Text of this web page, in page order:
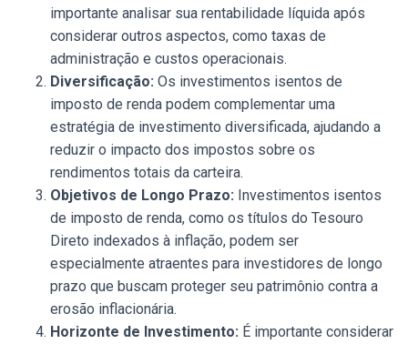
importante analisar sua rentabilidade líquida após
considerar outros aspectos, como taxas de
administração e custos operacionais.
Diversificação: Os investimentos isentos de
imposto de renda podem complementar uma
estratégia de investimento diversificada, ajudando a
reduzir o impacto dos impostos sobre os
rendimentos totais da carteira.
Objetivos de Longo Prazo: Investimentos isentos
de imposto de renda, como os títulos do Tesouro
Direto indexados à inflação, podem ser
especialmente atraentes para investidores de longo
prazo que buscam proteger seu patrimônio contra a
erosão inflacionária.
Horizonte de Investimento: É importante considerar